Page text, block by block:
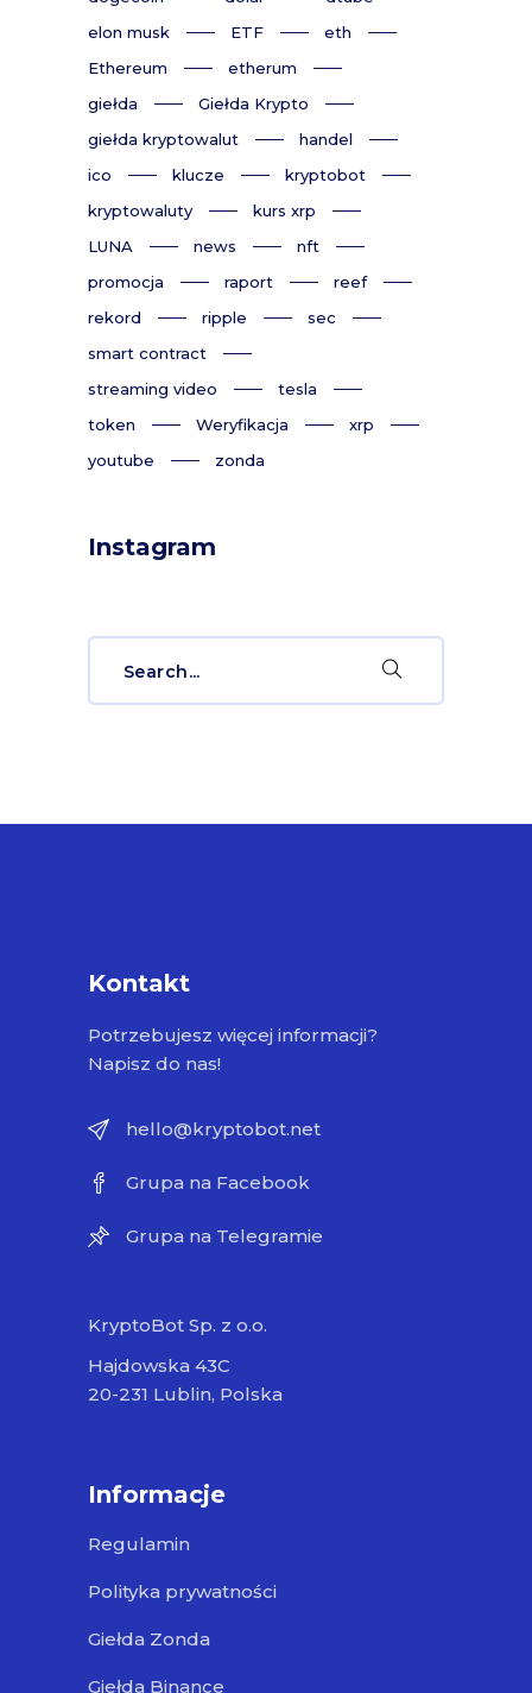
elon musk
ETF
eth
Ethereum
etherum
giełda
Giełda Krypto
giełda kryptowalut
handel
ico
klucze
kryptobot
kryptowaluty
kurs xrp
LUNA
news
nft
promocja
raport
reef
rekord
ripple
sec
smart contract
streaming video
tesla
token
Weryfikacja
xrp
youtube
zonda
Instagram
Kontakt
Potrzebujesz więcej informacji?
Napisz do nas!
hello@kryptobot.net
Grupa na Facebook
Grupa na Telegramie
KryptoBot Sp. z o.o.
Hajdowska 43C
20-231 Lublin, Polska
Informacje
Regulamin
Polityka prywatności
Giełda Zonda
Giełda Binance